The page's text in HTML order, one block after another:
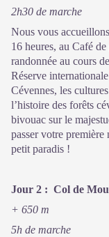
2h30 de marche
Nous vous
16 heures, au Café
randonnée au cours
Réserve
Cévennes, les
l’histoire des forêts
bivouac sur le
passer votre
petit paradis !
Jour 2 : Col de
+ 650 m
5h de marche